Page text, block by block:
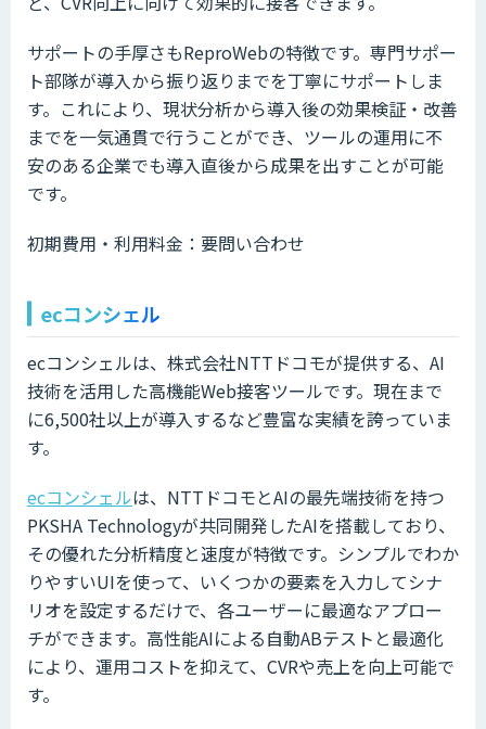
サポートの手厚さもReproWebの特徴です。専門サポー
ト部隊が導入から振り返りまでを丁寧にサポートしま
す。これにより、現状分析から導入後の効果検証・改善
までを一気通貫で行うことができ、ツールの運用に不
安のある企業でも導入直後から成果を出すことが可能
です。
初期費用・利用料金：要問い合わせ
ecコンシェル
ecコンシェルは、株式会社NTTドコモが提供する、AI
技術を活用した高機能Web接客ツールです。現在まで
に6,500社以上が導入するなど豊富な実績を誇っていま
す。
ecコンシェルは、NTTドコモとAIの最先端技術を持つ
PKSHA Technologyが共同開発したAIを搭載しており、
その優れた分析精度と速度が特徴です。シンプルでわか
りやすいUIを使って、いくつかの要素を入力してシナ
リオを設定するだけで、各ユーザーに最適なアプロー
チができます。高性能AIによる自動ABテストと最適化
により、運用コストを抑えて、CVRや売上を向上可能で
す。